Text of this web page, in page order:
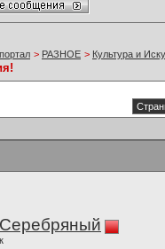
> РАЗНОЕ > Культура и